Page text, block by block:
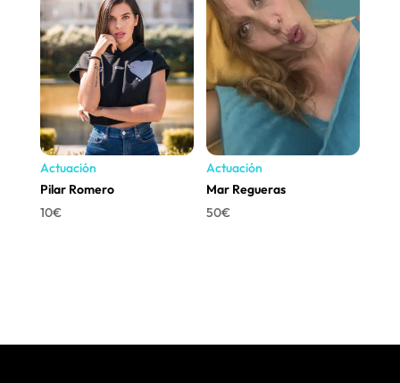
Actuación
Pilar Romero
10€
Actuación
Mar Regueras
50€